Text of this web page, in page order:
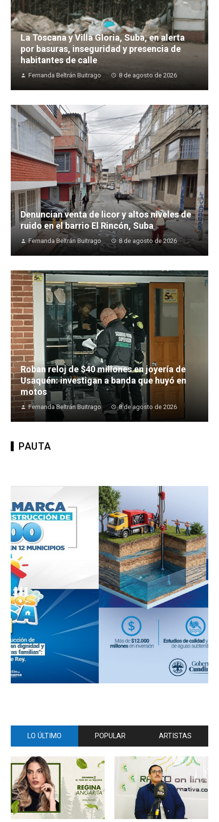
La Toscana y Villa Gloria, Suba, en alerta
por basuras, inseguridad y presencia de
habitantes de calle
Fernanda Beltrán Buitrago 8 de agosto de 2026
Denuncian venta de licor y altos niveles de
ruido en el barrio El Rincón, Suba
Fernanda Beltrán Buitrago 8 de agosto de 2026
Roban reloj de $40 millones en joyería de
Usaquén: investigan a banda que huyó en
motos
Fernanda Beltrán Buitrago 8 de agosto de 2026
PAUTA
LO ÚLTIMO POPULAR ARTISTAS